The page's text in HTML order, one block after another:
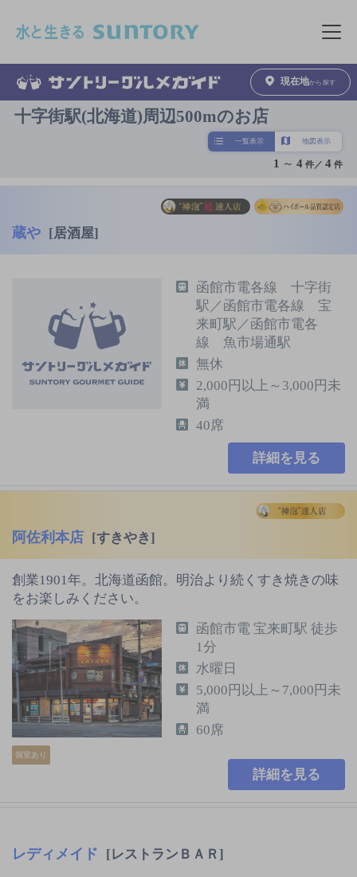
メニュ
現在地から探す
十字街駅(北海道)周辺500mのお店
一覧表示 地図表示
1 ～ 4 件／4 件
蔵や [居酒屋]
函館市電各線 十字街
駅／函館市電各線 宝
来町駅／函館市電各
線 魚市場通駅
無休
2,000円以上～3,000円未
満
40席
詳細を見る
阿佐利本店 [すきやき]
創業1901年。北海道函館。明治より続くすき焼きの味
をお楽しみください。
個室あり
函館市電 宝来町駅 徒歩
1分
水曜日
5,000円以上～7,000円未
満
60席
詳細を見る
レディメイド [レストランＢＡＲ]